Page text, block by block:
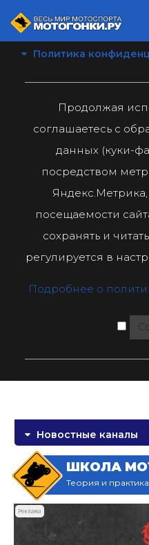
Политика
Продолжая
соглашаетесь с
данных (куки-
посредством
посещаемости
сохранять и
регулируется в
Подробнее о
Новостные каналы
ШКОЛА
Теория и
Реклама